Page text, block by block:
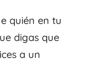
quién en tu
digas que
a un